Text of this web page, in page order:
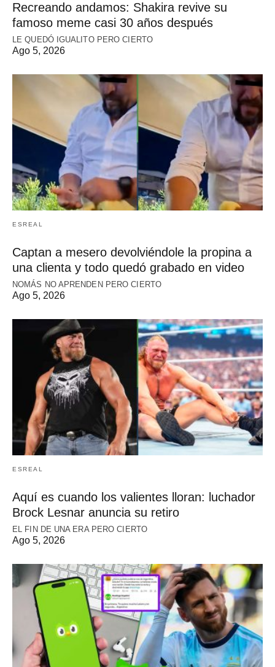
Recreando andamos: Shakira revive su
famoso meme casi 30 años después
LE QUEDÓ IGUALITO PERO CIERTO
Ago 5, 2026
ESREAL
Captan a mesero devolviéndole la propina a
una clienta y todo quedó grabado en video
NOMÁS NO APRENDEN PERO CIERTO
Ago 5, 2026
ESREAL
Aquí es cuando los valientes lloran: luchador
Brock Lesnar anuncia su retiro
EL FIN DE UNA ERA PERO CIERTO
Ago 5, 2026